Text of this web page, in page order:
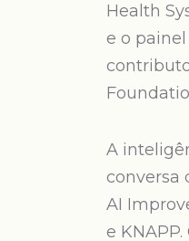
Health
e o
A
conversa
AI
e